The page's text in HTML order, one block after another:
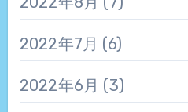
2022年7月 (6)
2022年6月 (3)